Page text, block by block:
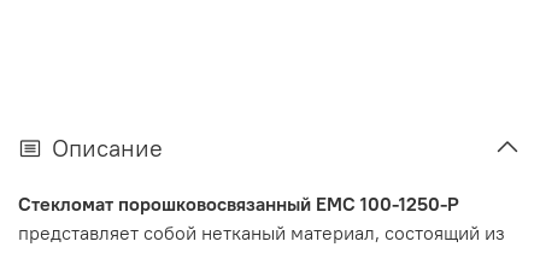
Описание
Стекломат порошковосвязанный ЕМС 100-1250-Р
представляет собой нетканый материал, состоящий из